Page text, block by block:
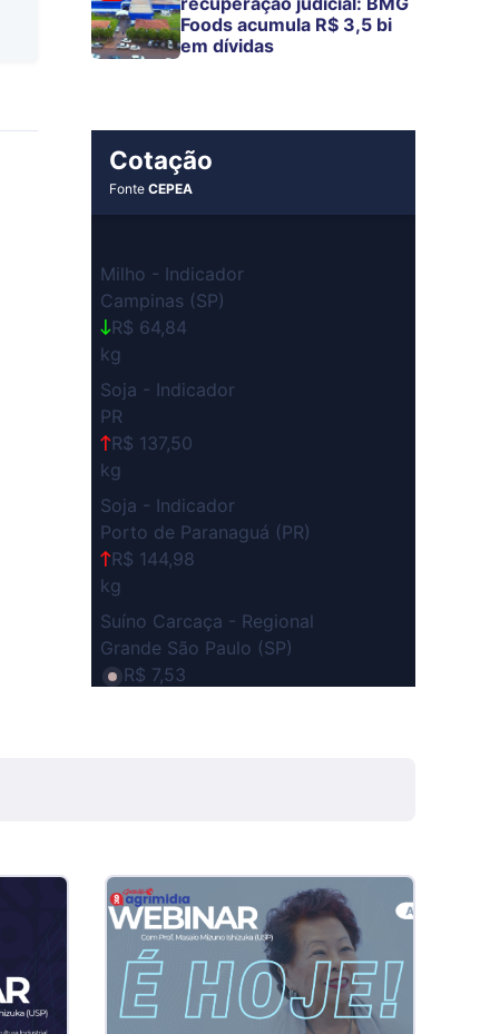
Foods acumula R$ 3,5 bi
em dívidas
Cotação
FonteCEPEA
Milho - Indicador
Campinas (SP)
R$ 64,84
kg
Soja - Indicador
PR
R$ 137,50
kg
Soja - Indicador
Porto de Paranaguá (PR)
R$ 144,98
kg
Suíno Carcaça - Regional
Grande São Paulo (SP)
R$ 7,53
MG
R$ 5,05
kg
Suíno - Estadual
PR
R$ 4,53